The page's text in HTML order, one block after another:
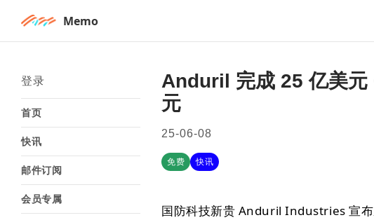
Memo
登录
首页
快讯
邮件订阅
会员专属
Anduril 完成 25 亿美元
元
25-06-08
免费 快讯
国防科技新贵 Anduril Industries 宣